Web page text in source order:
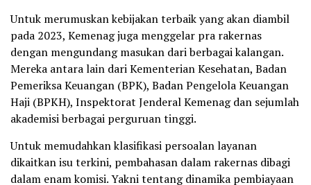
Untuk merumuskan kebijakan terbaik yang akan diambil
pada 2023, Kemenag juga menggelar pra rakernas
dengan mengundang masukan dari berbagai kalangan.
Mereka antara lain dari Kementerian Kesehatan, Badan
Pemeriksa Keuangan (BPK), Badan Pengelola Keuangan
Haji (BPKH), Inspektorat Jenderal Kemenag dan sejumlah
akademisi berbagai perguruan tinggi.
Untuk memudahkan klasifikasi persoalan layanan
dikaitkan isu terkini, pembahasan dalam rakernas dibagi
dalam enam komisi. Yakni tentang dinamika pembiayaan